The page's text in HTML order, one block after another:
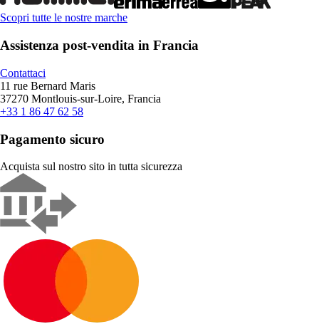
Scopri tutte le nostre marche
Assistenza post-vendita in Francia
Contattaci
11 rue Bernard Maris
37270 Montlouis-sur-Loire, Francia
+33 1 86 47 62 58
Pagamento sicuro
Acquista sul nostro sito in tutta sicurezza